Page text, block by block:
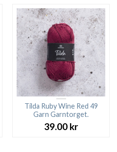
Tilda Ruby Wine Red 49
Garn Garntorget.
39.00 kr